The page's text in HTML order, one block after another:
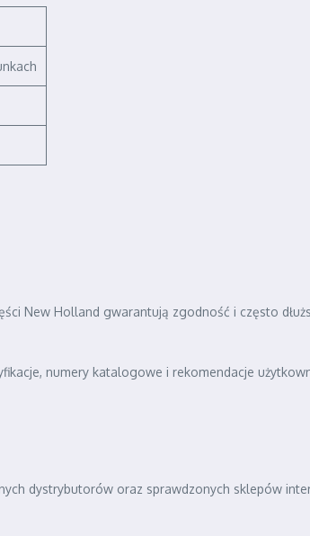
New Holland gwarantują zgodność i często
numery katalogowe i rekomendacje
dystrybutorów oraz sprawdzonych sklepów